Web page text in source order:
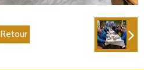
Retour